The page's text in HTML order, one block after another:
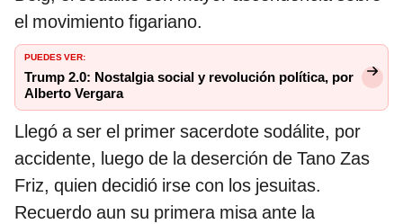
el movimiento figariano.
PUEDES VER:
Trump 2.0: Nostalgia social y revolución política, por
Alberto Vergara
Llegó a ser el primer sacerdote sodálite, por
accidente, luego de la deserción de Tano Zas
Friz, quien decidió irse con los jesuitas.
Recuerdo aun su primera misa ante la